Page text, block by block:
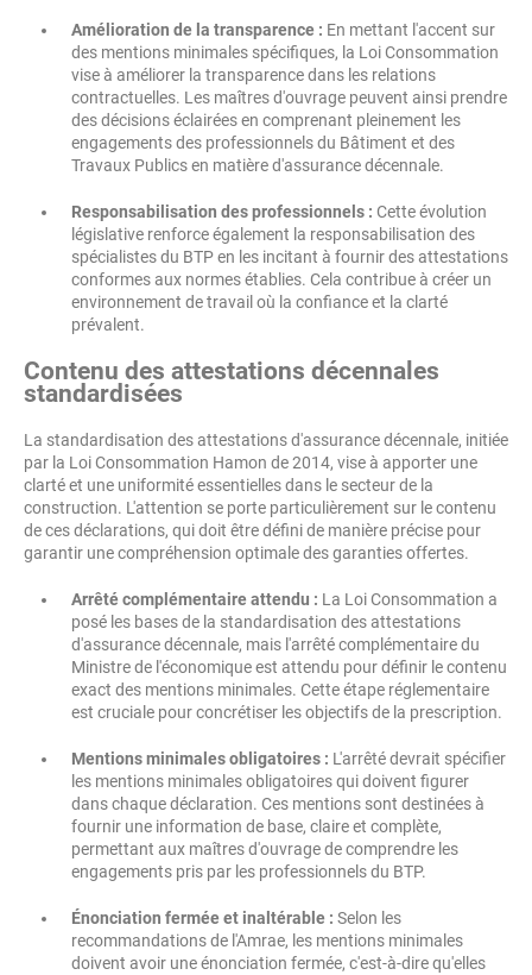
Amélioration de la transparence : En mettant l'accent sur
des mentions minimales spécifiques, la Loi Consommation
vise à améliorer la transparence dans les relations
contractuelles. Les maîtres d'ouvrage peuvent ainsi prendre
des décisions éclairées en comprenant pleinement les
engagements des professionnels du Bâtiment et des
Travaux Publics en matière d'assurance décennale.
Responsabilisation des professionnels : Cette évolution
législative renforce également la responsabilisation des
spécialistes du BTP en les incitant à fournir des attestations
conformes aux normes établies. Cela contribue à créer un
environnement de travail où la confiance et la clarté
prévalent.
Contenu des attestations décennales
standardisées
La standardisation des attestations d'assurance décennale, initiée
par la Loi Consommation Hamon de 2014, vise à apporter une
clarté et une uniformité essentielles dans le secteur de la
construction. L'attention se porte particulièrement sur le contenu
de ces déclarations, qui doit être défini de manière précise pour
garantir une compréhension optimale des garanties offertes.
Arrêté complémentaire attendu : La Loi Consommation a
posé les bases de la standardisation des attestations
d'assurance décennale, mais l'arrêté complémentaire du
Ministre de l'économique est attendu pour définir le contenu
exact des mentions minimales. Cette étape réglementaire
est cruciale pour concrétiser les objectifs de la prescription.
Mentions minimales obligatoires : L'arrêté devrait spécifier
les mentions minimales obligatoires qui doivent figurer
dans chaque déclaration. Ces mentions sont destinées à
fournir une information de base, claire et complète,
permettant aux maîtres d'ouvrage de comprendre les
engagements pris par les professionnels du BTP.
Énonciation fermée et inaltérable : Selon les
recommandations de l'Amrae, les mentions minimales
doivent avoir une énonciation fermée, c'est-à-dire qu'elles